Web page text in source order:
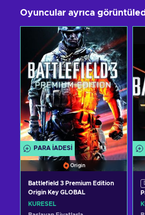
Oyuncular ayrıca
PARA IADESI
Origin
Battlefield 3 Premium Edition
Origin Key GLOBAL
KÜRESEL